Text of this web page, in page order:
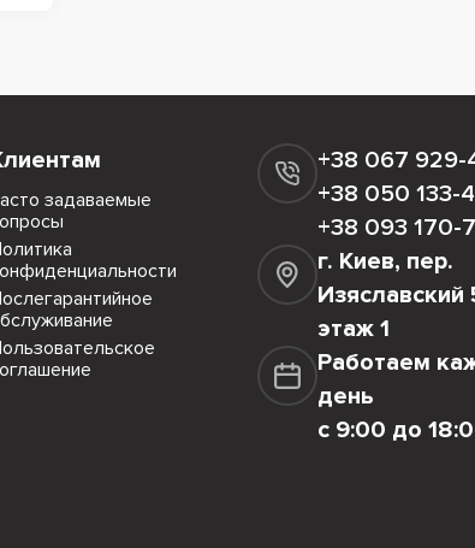
задаваемые
+38 067 929-
+38 050 133-
+38 093 170-
г. Киев, пер.
Изяславский
этаж 1
Работаем
день
с 9:00 до